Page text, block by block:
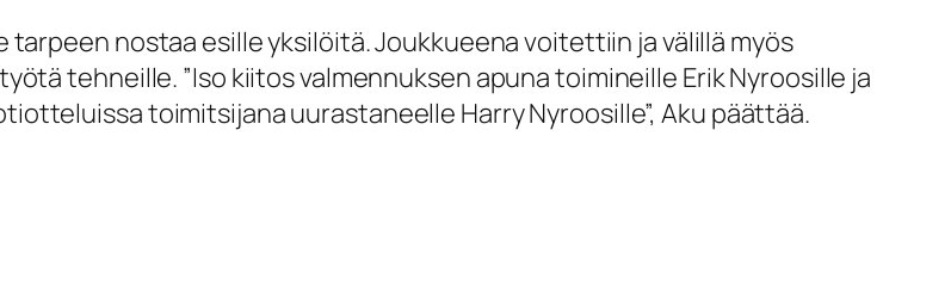
nostaa esille yksilöitä. Joukkueena voitettiin ja välillä myös
tehneille. ”Iso kiitos valmennuksen apuna toimineille Erik Nyroosille ja
toimitsijana uurastaneelle Harry Nyroosille”, Aku päättää.